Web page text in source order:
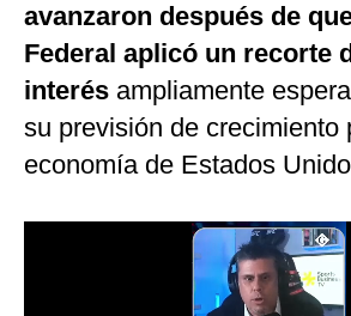
Mix
G de Gestión
Notas Contratadas
Podcast
Gestión TV
avanzaron después de
Federal aplicó un recorte
interés ampliamente
su previsión de crecimiento
economía de Estados